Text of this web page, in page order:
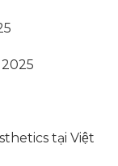
tại Việt